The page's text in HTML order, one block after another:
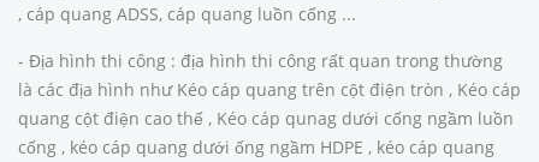
, cáp quang ADSS, cáp quang luồn cống ...
- Địa hình thi công : địa hình thi công rất quan trong thường
là các địa hình như Kéo cáp quang trên cột điện tròn , Kéo cáp
quang cột điện cao thế , Kéo cáp qunag dưới cống ngầm luồn
cống , kéo cáp quang dưới ống ngầm HDPE , kéo cáp quang